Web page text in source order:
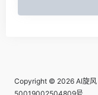
Copyright © 2026 AI旋风